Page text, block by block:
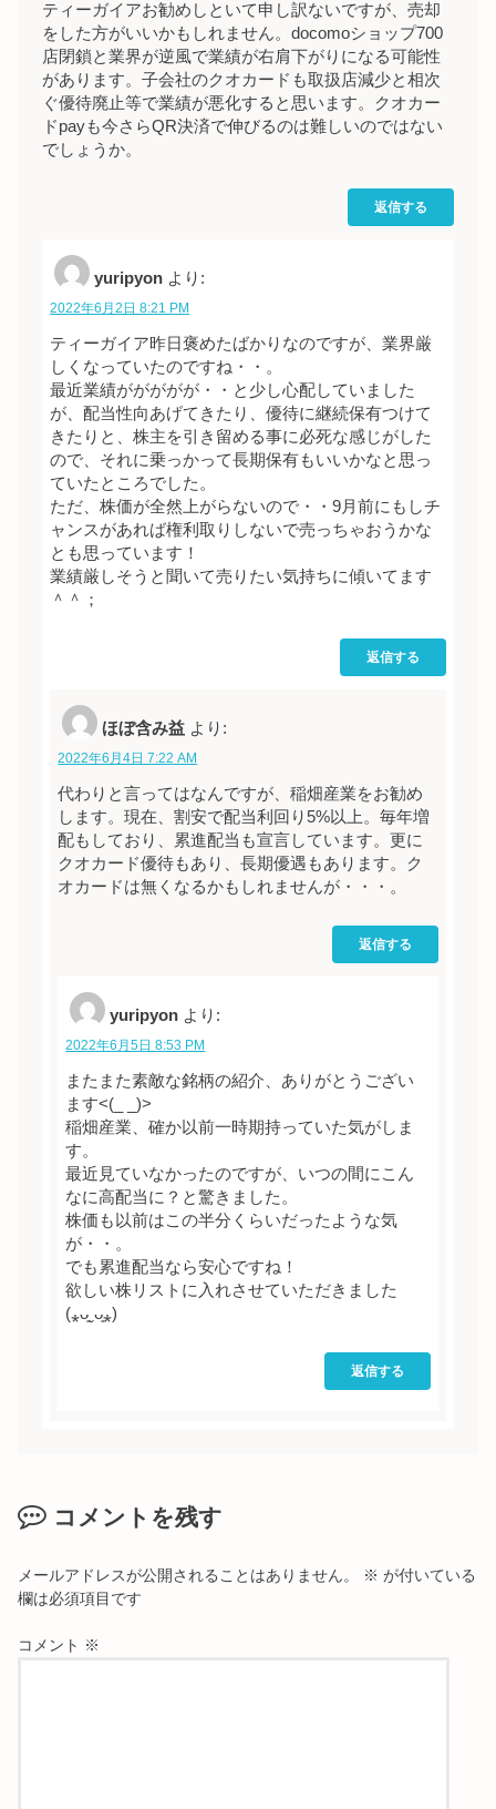
ティーガイアお勧めしといて申し訳ないですが、売却
をした方がいいかもしれません。docomoショップ700
店閉鎖と業界が逆風で業績が右肩下がりになる可能性
があります。子会社のクオカードも取扱店減少と相次
ぐ優待廃止等で業績が悪化すると思います。クオカー
ドpayも今さらQR決済で伸びるのは難しいのではない
でしょうか。
返信する
yuripyon より:
2022年6月2日 8:21 PM
ティーガイア昨日褒めたばかりなのですが、業界厳
しくなっていたのですね・・。
最近業績ががががが・・と少し心配していました
が、配当性向あげてきたり、優待に継続保有つけて
きたりと、株主を引き留める事に必死な感じがした
ので、それに乗っかって長期保有もいいかなと思っ
ていたところでした。
ただ、株価が全然上がらないので・・9月前にもしチ
ャンスがあれば権利取りしないで売っちゃおうかな
とも思っています！
業績厳しそうと聞いて売りたい気持ちに傾いてます
＾＾；
返信する
ほぼ含み益 より:
2022年6月4日 7:22 AM
代わりと言ってはなんですが、稲畑産業をお勧め
します。現在、割安で配当利回り5%以上。毎年増
配もしており、累進配当も宣言しています。更に
クオカード優待もあり、長期優遇もあります。ク
オカードは無くなるかもしれませんが・・・。
返信する
yuripyon より:
2022年6月5日 8:53 PM
またまた素敵な銘柄の紹介、ありがとうござい
ます<(_ _)>
稲畑産業、確か以前一時期持っていた気がしま
す。
最近見ていなかったのですが、いつの間にこん
なに高配当に？と驚きました。
株価も以前はこの半分くらいだったような気
が・・。
でも累進配当なら安心ですね！
欲しい株リストに入れさせていただきました
(⁎ᴗ͈ˬᴗ͈⁎)
返信する
コメントを残す
メールアドレスが公開されることはありません。 ※ が付いている
欄は必須項目です
コメント ※